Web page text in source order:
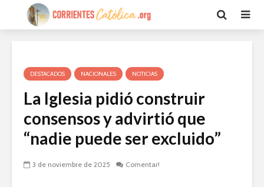
DESTACADOS NACIONALES NOTICIAS
La Iglesia pidió construir
consensos y advirtió que
“nadie puede ser excluido”
3 de noviembre de 2025 Comentar!